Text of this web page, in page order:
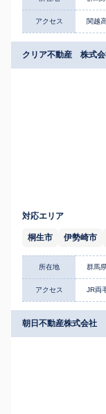
アクセス 関越
クリア不動産 株式会
対応エリア
桐生市 伊勢崎市
所在地 群馬
アクセス JR両
朝日不動産株式会社